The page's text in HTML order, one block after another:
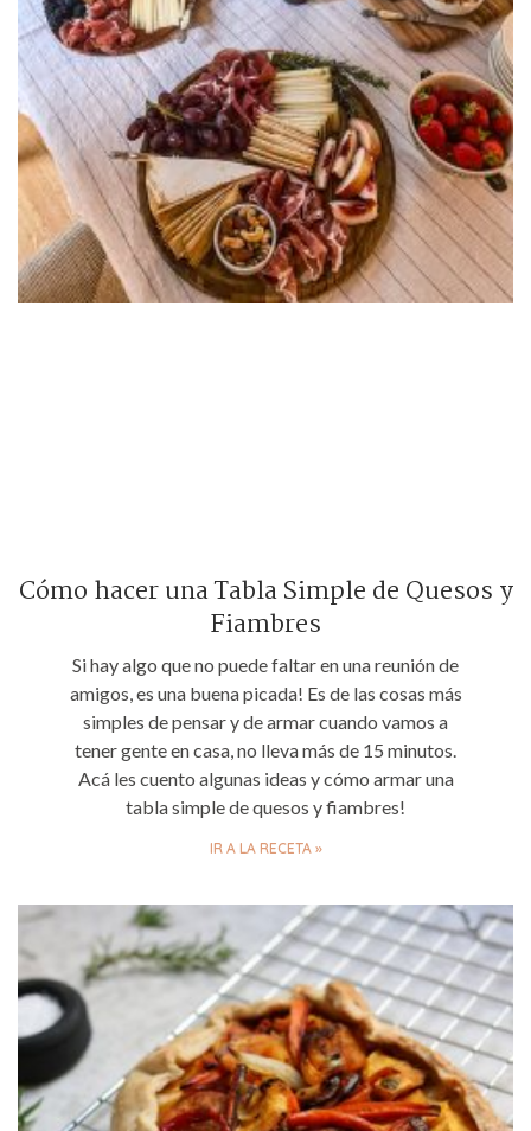
Cómo hacer una Tabla Simple de Quesos y
Fiambres
Si hay algo que no puede faltar en una reunión de
amigos, es una buena picada! Es de las cosas más
simples de pensar y de armar cuando vamos a
tener gente en casa, no lleva más de 15 minutos.
Acá les cuento algunas ideas y cómo armar una
tabla simple de quesos y fiambres!
IR A LA RECETA »